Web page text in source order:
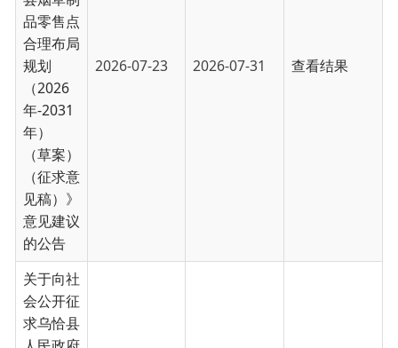
规划
（2026
年-2031
年）
（草案）
（征求意
见稿）》
意见建议
的公告
关于向社
会公开征
求乌恰县
人民政府
2026年
度重大行
政决策事
项目录意